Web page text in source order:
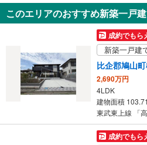
1,649万円
4LDK
111.58m2
埼玉県比企郡鳩
このエリアのおすすめ新築一戸
成約でもら
新築一戸建
比企郡鳩山
2,690万円
4LDK
建物面積
成約でもら